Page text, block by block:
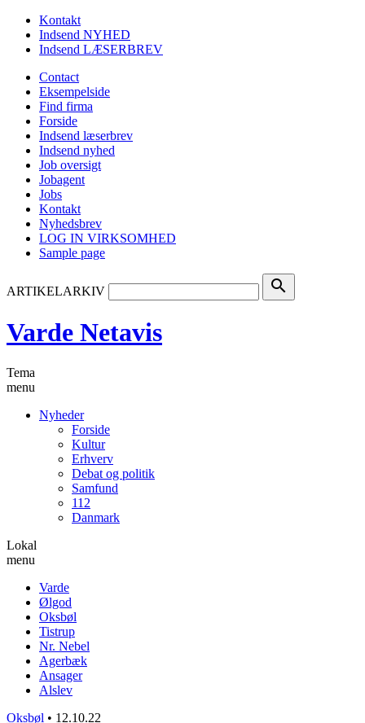
Kontakt
Indsend NYHED
Indsend LÆSERBREV
Contact
Eksempelside
Find firma
Forside
Indsend læserbrev
Indsend nyhed
Job oversigt
Jobagent
Jobs
Kontakt
Nyhedsbrev
LOG IN VIRKSOMHED
Sample page
ARTIKELARKIV search
Varde Netavis
Tema
menu
Nyheder
Forside
Kultur
Erhverv
Debat og politik
Samfund
112
Danmark
Lokal
menu
Varde
Ølgod
Oksbøl
Tistrup
Nr. Nebel
Agerbæk
Ansager
Alslev
Oksbøl • 12.10.22